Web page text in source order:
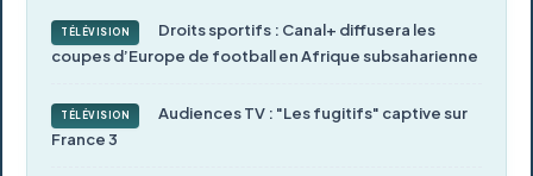
TÉLÉVISION
Droits sportifs : Canal+ diffusera les
coupes d’Europe de football en Afrique subsaharienne
TÉLÉVISION
Audiences TV : "Les fugitifs" captive sur
France 3